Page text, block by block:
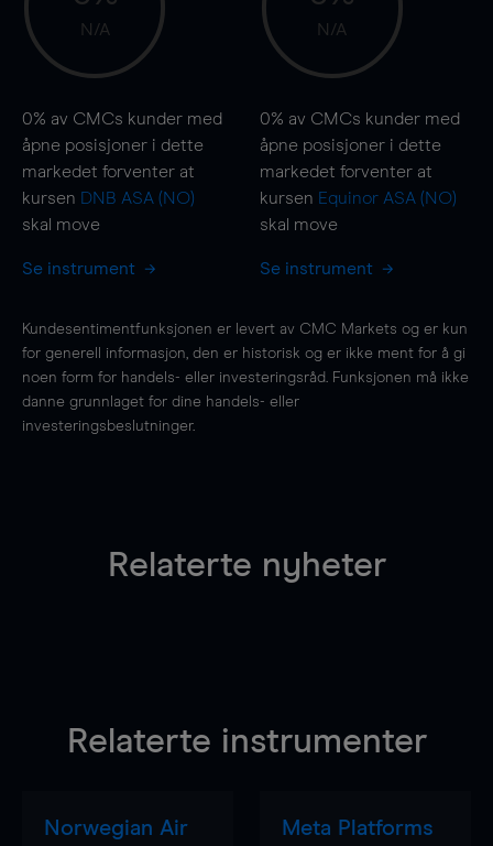
N/A
0% av CMCs kunder med
åpne posisjoner i dette
markedet forventer at
kursen DNB ASA (NO)
skal move
Se instrument
N/A
0% av CMCs kunder med
åpne posisjoner i dette
markedet forventer at
kursen Equinor ASA (NO)
skal move
Se instrument
Kundesentimentfunksjonen er levert av CMC Markets og er kun
for generell informasjon, den er historisk og er ikke ment for å gi
noen form for handels- eller investeringsråd. Funksjonen må ikke
danne grunnlaget for dine handels- eller
investeringsbeslutninger.
Relaterte nyheter
Relaterte instrumenter
Norwegian Air
Meta Platforms